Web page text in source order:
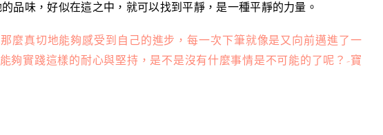
品味，好似在這之中，就可以找到平靜，是一種平靜的力量。
麼真切地能夠感受到自己的進步，每一次下筆就像是又向前邁進了一
夠實踐這樣的耐心與堅持，是不是沒有什麼事情是不可能的了呢？-寶